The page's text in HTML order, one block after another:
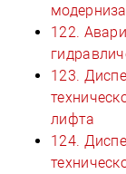
122.
123.
лифта
124.